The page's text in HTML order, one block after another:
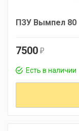
ПЗУ Вымпел 80
7500 r
Есть в наличии